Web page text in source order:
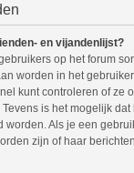
en vijandenlijst?
op het forum
worden in het
kunt controleren of ze
is het mogelijk
worden. Als je een
zijn of haar